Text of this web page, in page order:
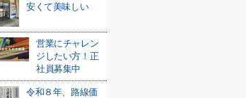
安くて美味しい
営業にチャレン
ジしたい方！正
社員募集中
令和８年、路線価